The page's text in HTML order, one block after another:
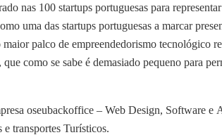
nas 100 startups portuguesas para
uma das startups portuguesas a marcar
palco de empreendedorismo tecnológico
como se sabe é demasiado pequeno para
oseubackoffice – Web Design, Software
e transportes Turísticos.